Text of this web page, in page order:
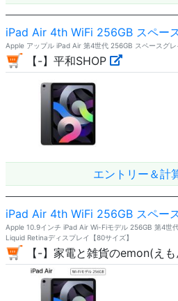
iPad Air 4th WiFi 256GB スペー
Apple アップル iPad Air 第4世代 256GB スペースグ
【-】平和SHOP
エントリー＆計
iPad Air 4th WiFi 256GB スペー
Apple 10.9インチ iPad Air Wi-Fiモデル 256GB 第4世
Liquid Retinaディスプレイ【80サイズ】
【-】家電と雑貨のemon(えも